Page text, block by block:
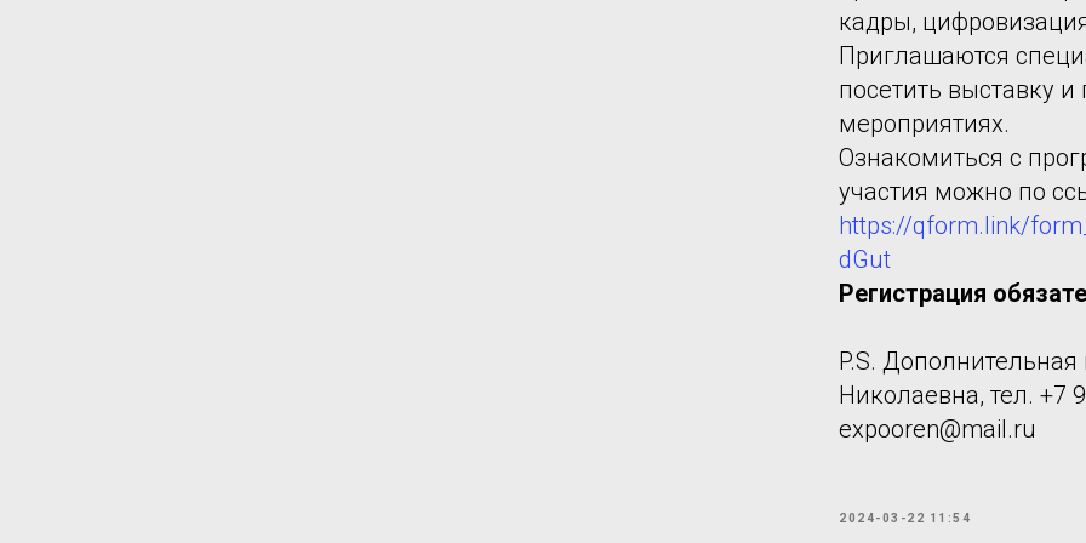
кадры,
Приглашаются
посетить выставку
мероприятиях.
Ознакомиться с
участия можно по
https://qform.link/
dGut
Регистрация
P.S.
Николаевна, тел. +7
expooren@mail.ru
2024-03-22 11:54